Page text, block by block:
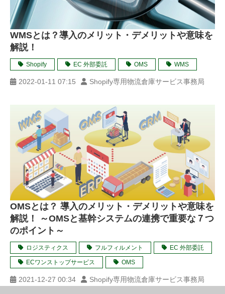
会社概要
WMSとは？導入のメリット・デメリットや意味を
解説！
Shopify EC 外部委託 OMS WMS
2022-01-11 07:15 Shopify専用物流倉庫サービス事務局
OMSとは？ 導入のメリット・デメリットや意味を
解説！ ～OMSと基幹システムの連携で重要な７つ
のポイント～
ロジスティクス フルフィルメント EC 外部委託
ECワンストップサービス OMS
2021-12-27 00:34 Shopify専用物流倉庫サービス事務局